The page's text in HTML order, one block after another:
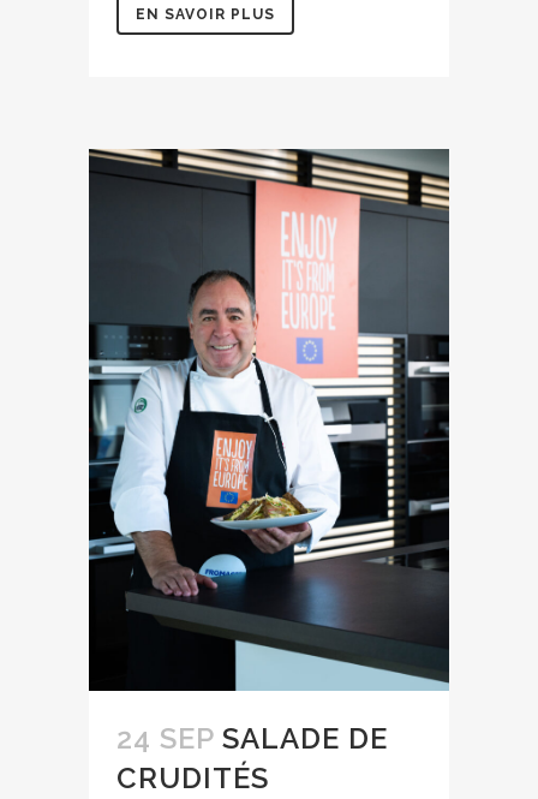
EN SAVOIR PLUS
24 SEP SALADE DE
CRUDITÉS